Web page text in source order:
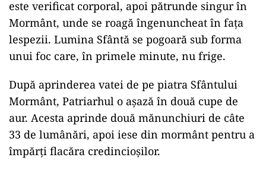
este verificat corporal, apoi pătrunde singur în
Mormânt, unde se roagă îngenuncheat în fața
lespezii. Lumina Sfântă se pogoară sub forma
unui foc care, în primele minute, nu frige.
După aprinderea vatei de pe piatra Sfântului
Mormânt, Patriarhul o așază în două cupe de
aur. Acesta aprinde două mănunchiuri de câte
33 de lumânări, apoi iese din mormânt pentru a
împărți flacăra credincioșilor.